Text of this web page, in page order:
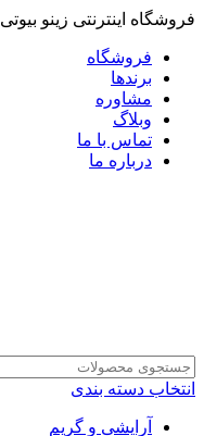
فروشگاه اینترنتی زینو بیوتی
فروشگاه
برندها
مشاوره
وبلاگ
تماس با ما
درباره ما
انتخاب دسته بندی
آرایشی و گریم